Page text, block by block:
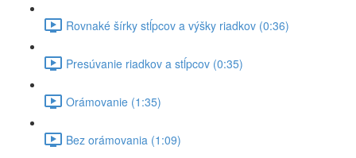
Rovnaké šírky stĺpcov a výšky riadkov (0:36)
Presúvanie riadkov a stĺpcov (0:35)
Orámovanie (1:35)
Bez orámovania (1:09)